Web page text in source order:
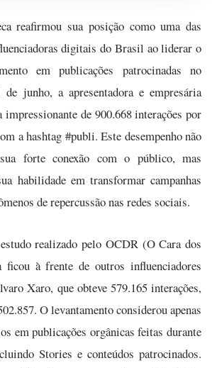
reafirmou sua posição como uma das
digitais do Brasil ao liderar o
em publicações patrocinadas no
junho, a apresentadora e empresária
de 900.668 interações por
a hashtag #publi. Este desempenho não
forte conexão com o público, mas
habilidade em transformar campanhas
de repercussão nas redes sociais.
realizado pelo OCDR (O Cara dos
à frente de outros influenciadores
Xaro, que obteve 579.165 interações,
O levantamento considerou apenas
em publicações orgânicas feitas durante
Stories e conteúdos patrocinados.